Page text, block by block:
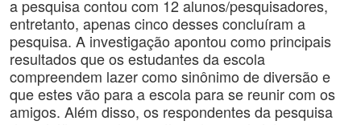
a pesquisa contou com 12 alunos/pesquisadores,
entretanto, apenas cinco desses concluíram a
pesquisa. A investigação apontou como principais
resultados que os estudantes da escola
compreendem lazer como sinônimo de diversão e
que estes vão para a escola para se reunir com os
amigos. Além disso, os respondentes da pesquisa